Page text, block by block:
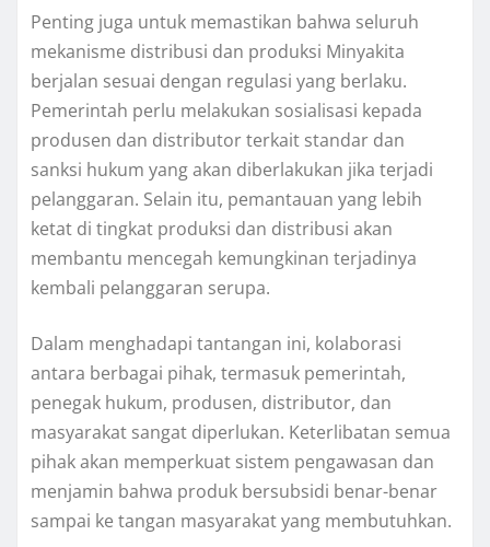
Penting juga untuk memastikan bahwa seluruh
mekanisme distribusi dan produksi Minyakita
berjalan sesuai dengan regulasi yang berlaku.
Pemerintah perlu melakukan sosialisasi kepada
produsen dan distributor terkait standar dan
sanksi hukum yang akan diberlakukan jika terjadi
pelanggaran. Selain itu, pemantauan yang lebih
ketat di tingkat produksi dan distribusi akan
membantu mencegah kemungkinan terjadinya
kembali pelanggaran serupa.
Dalam menghadapi tantangan ini, kolaborasi
antara berbagai pihak, termasuk pemerintah,
penegak hukum, produsen, distributor, dan
masyarakat sangat diperlukan. Keterlibatan semua
pihak akan memperkuat sistem pengawasan dan
menjamin bahwa produk bersubsidi benar-benar
sampai ke tangan masyarakat yang membutuhkan.